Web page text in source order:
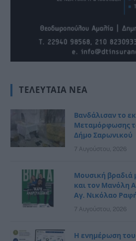
ΤΕΛΕΥΤΑΊΑ ΝΈΑ
Βανδάλισαν το
Μεταμόρφωσης
Δήμο Σαρωνικού
7 Αυγούστου, 2026
Μουσική βραδιά
και τον Μανόλη
Αγ. Νικόλαο
7 Αυγούστου, 2026
Η ενημέρωση